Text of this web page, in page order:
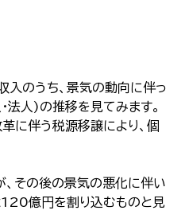
のうち、景気の動向に伴っ
人)の推移を見てみます。
に伴う税源移譲により、個
、その後の景気の悪化に伴い
億円を割り込むものと見